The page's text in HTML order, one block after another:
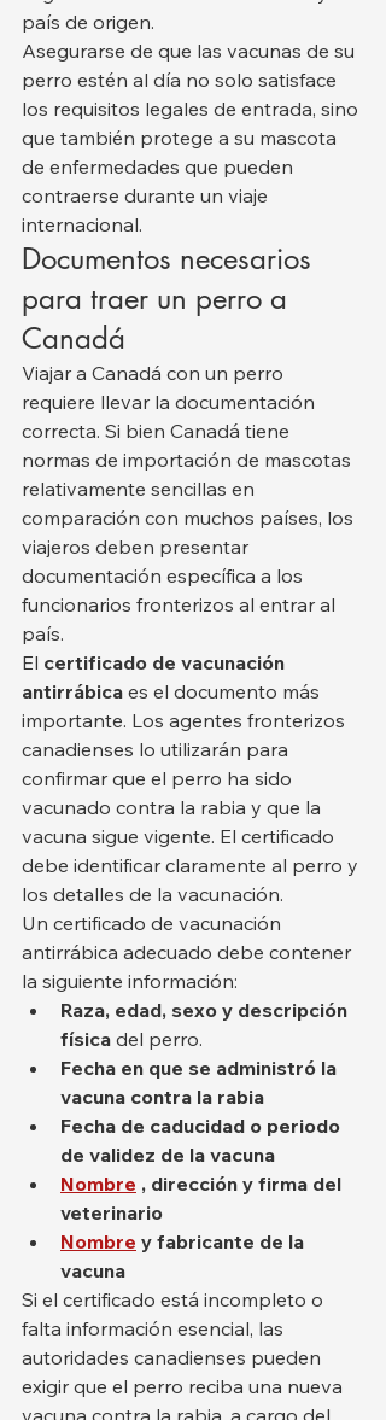
país de origen.
Asegurarse de que las vacunas de su
perro estén al día no solo satisface
los requisitos legales de entrada, sino
que también protege a su mascota
de enfermedades que pueden
contraerse durante un viaje
internacional.
Documentos necesarios
para traer un perro a
Canadá
Viajar a Canadá con un perro
requiere llevar la documentación
correcta. Si bien Canadá tiene
normas de importación de mascotas
relativamente sencillas en
comparación con muchos países, los
viajeros deben presentar
documentación específica a los
funcionarios fronterizos al entrar al
país.
El certificado de vacunación
antirrábica es el documento más
importante. Los agentes fronterizos
canadienses lo utilizarán para
confirmar que el perro ha sido
vacunado contra la rabia y que la
vacuna sigue vigente. El certificado
debe identificar claramente al perro y
los detalles de la vacunación.
Un certificado de vacunación
antirrábica adecuado debe contener
la siguiente información:
Raza, edad, sexo y descripción
física del perro.
Fecha en que se administró la
vacuna contra la rabia
Fecha de caducidad o periodo
de validez de la vacuna
Nombre , dirección y firma del
veterinario
Nombre y fabricante de la
vacuna
Si el certificado está incompleto o
falta información esencial, las
autoridades canadienses pueden
exigir que el perro reciba una nueva